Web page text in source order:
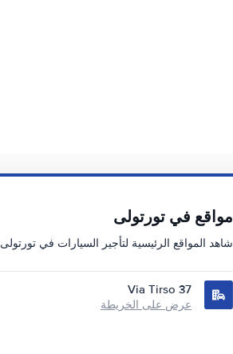
مواقع في تورتولی
شاهد المواقع الرئيسية لتأجير السيارات في تورتولی
Via Tirso 37
عرض على الخريطة